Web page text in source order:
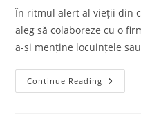
În ritmul alert al vieții din
aleg să colaboreze cu o
a-și menține locuințele
Continue Reading Firma
De